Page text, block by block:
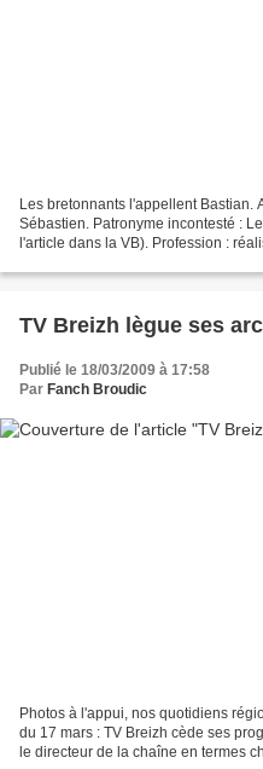
Les bretonnants l'appellent Bastian.
Sébastien. Patronyme incontesté :
l'article dans la VB). Profession :
TV Breizh lègue ses
Publié le 18/03/2009 à 17:58
Par Fanch Broudic
Photos à l'appui, nos quotidiens
du 17 mars : TV Breizh cède ses
le directeur de la chaîne en termes